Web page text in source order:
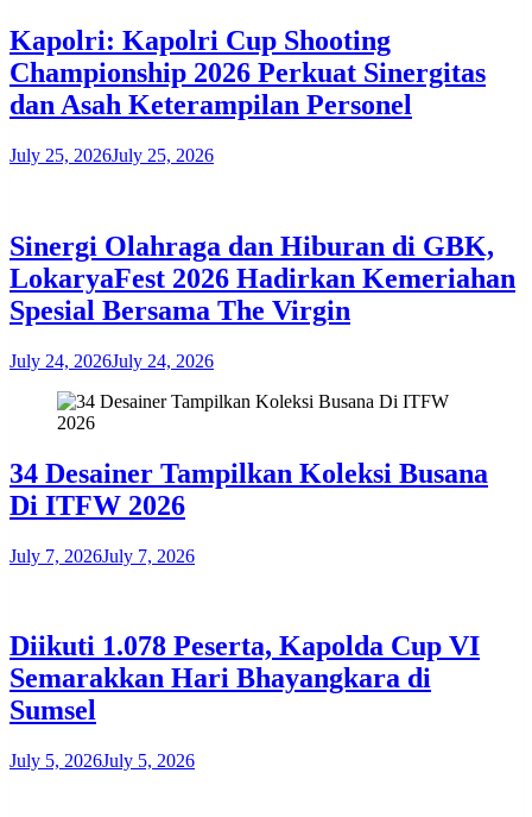
Kapolri: Kapolri Cup Shooting
Championship 2026 Perkuat Sinergitas
dan Asah Keterampilan Personel
July 25, 2026July 25, 2026
​Sinergi Olahraga dan Hiburan di GBK,
LokaryaFest 2026 Hadirkan Kemeriahan
Spesial Bersama The Virgin
July 24, 2026July 24, 2026
34 Desainer Tampilkan Koleksi Busana
Di ITFW 2026
July 7, 2026July 7, 2026
Diikuti 1.078 Peserta, Kapolda Cup VI
Semarakkan Hari Bhayangkara di
Sumsel
July 5, 2026July 5, 2026